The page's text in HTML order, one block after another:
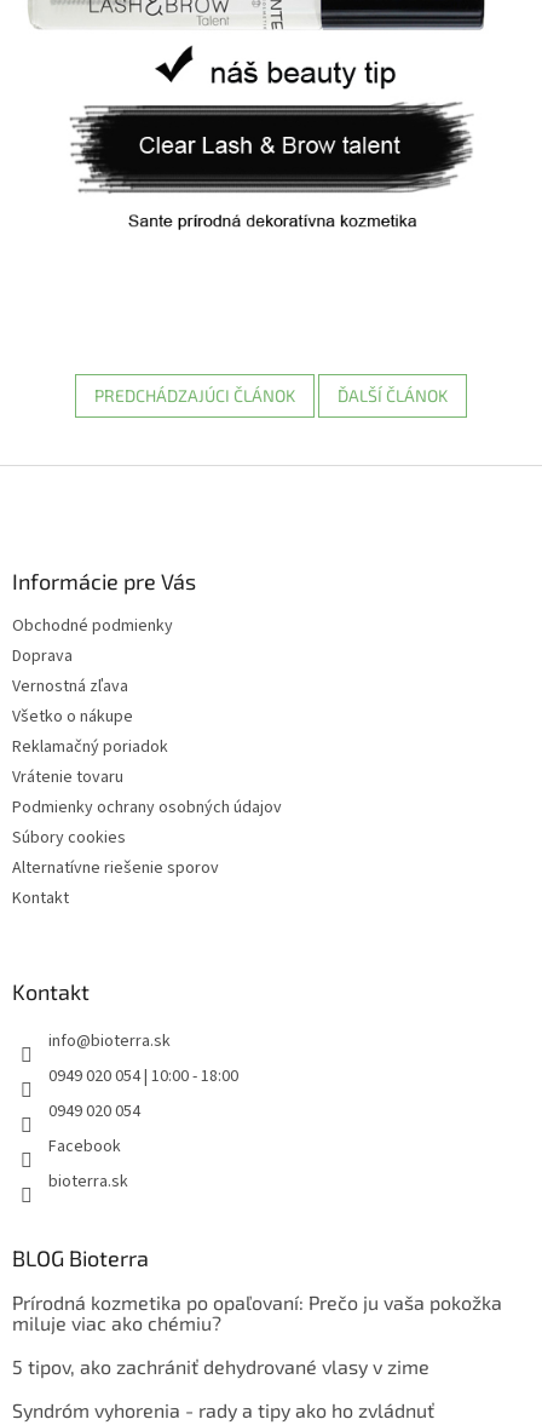
PREDCHÁDZAJÚCI ČLÁNOK ĎALŠÍ ČLÁNOK
Informácie pre Vás
Obchodné podmienky
Doprava
Vernostná zľava
Všetko o nákupe
Reklamačný poriadok
Vrátenie tovaru
Podmienky ochrany osobných údajov
Súbory cookies
Alternatívne riešenie sporov
Kontakt
Kontakt
info@bioterra.sk
0949 020 054 | 10:00 - 18:00
0949 020 054
Facebook
bioterra.sk
BLOG Bioterra
Prírodná kozmetika po opaľovaní: Prečo ju vaša pokožka
miluje viac ako chémiu?
5 tipov, ako zachrániť dehydrované vlasy v zime
Syndróm vyhorenia - rady a tipy ako ho zvládnuť